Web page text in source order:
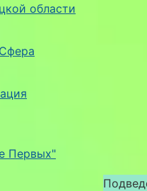
области
Первых"